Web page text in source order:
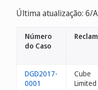
Última atualização: 6/
Número
do Caso
DGD2017-
0001
Cube
Limited